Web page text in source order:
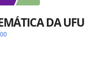
DA UFU